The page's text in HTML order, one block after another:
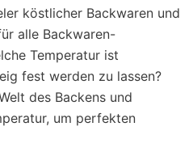
köstlicher Backwaren und
alle Backwaren-
Temperatur ist
fest werden zu lassen?
des Backens und
um perfekten